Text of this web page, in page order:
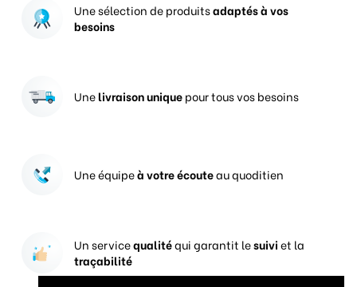
Une sélection de produitsadaptés à vos
besoins
Unelivraison uniquepour tous vos besoins
Une équipeà votre écouteau quoditien
Un servicequalitéqui garantit lesuiviet la
traçabilité